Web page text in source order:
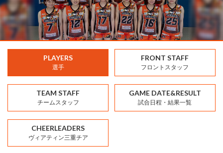
PLAYERS
選手
FRONT STAFF
フロントスタッフ
TEAM STAFF
チームスタッフ
GAME DATE&RESULT
試合日程・結果一覧
CHEERLEADERS
ヴィアティン三重チア